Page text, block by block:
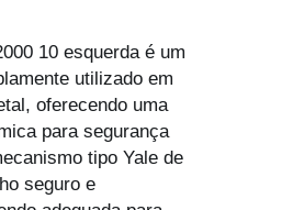
10 esquerda é um
utilizado em
oferecendo uma
para segurança
tipo Yale de
seguro e